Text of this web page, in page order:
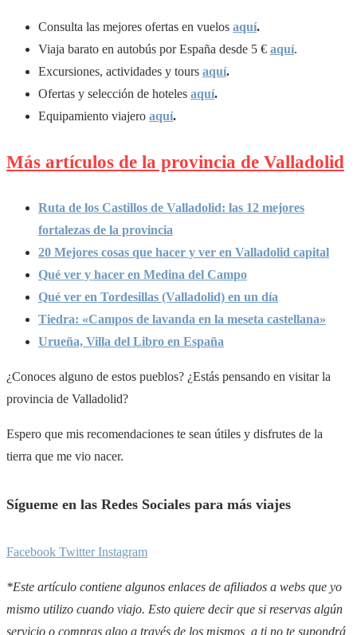
Consulta las mejores ofertas en vuelos aquí.
Viaja barato en autobús por España desde 5 € aquí.
Excursiones, actividades y tours aquí.
Ofertas y selección de hoteles aquí.
Equipamiento viajero aquí.
Más artículos de la provincia de Valladolid
Ruta de los Castillos de Valladolid: las 12 mejores
fortalezas de la provincia
20 Mejores cosas que hacer y ver en Valladolid capital
Qué ver y hacer en Medina del Campo
Qué ver en Tordesillas (Valladolid) en un día
Tiedra: «Campos de lavanda en la meseta castellana»
Urueña, Villa del Libro en España
¿Conoces alguno de estos pueblos? ¿Estás pensando en visitar la
provincia de Valladolid?
Espero que mis recomendaciones te sean útiles y disfrutes de la
tierra que me vio nacer.
Sígueme en las Redes Sociales para más viajes
Facebook Twitter Instagram
*Este artículo contiene algunos enlaces de afiliados a webs que yo
mismo utilizo cuando viajo. Esto quiere decir que si reservas algún
servicio o compras algo a través de los mismos, a ti no te supondrá